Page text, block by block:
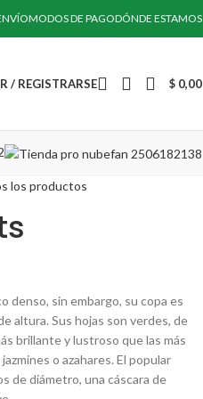
MODOS DE PAGODÓNDE ESTAMOS
/ REGISTRARSE $ 0,00
los productos
denso, sin embargo, su copa es
altura. Sus hojas son verdes, de
brillante y lustroso que las más
o azahares. El popular
de diámetro, una cáscara de